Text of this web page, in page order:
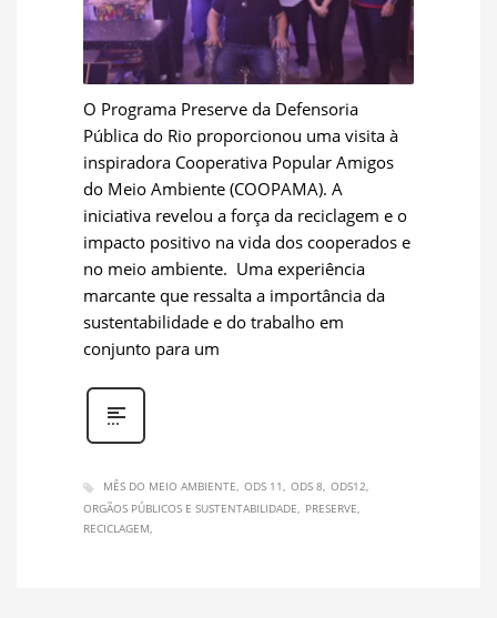
O Programa Preserve da Defensoria
Pública do Rio proporcionou uma visita à
inspiradora Cooperativa Popular Amigos
do Meio Ambiente (COOPAMA). A
iniciativa revelou a força da reciclagem e o
impacto positivo na vida dos cooperados e
no meio ambiente. Uma experiência
marcante que ressalta a importância da
sustentabilidade e do trabalho em
conjunto para um
MÊS DO MEIO AMBIENTE ODS 11 ODS 8 ODS12
ORGÃOS PÚBLICOS E SUSTENTABILIDADE
PRESERVE
RECICLAGEM